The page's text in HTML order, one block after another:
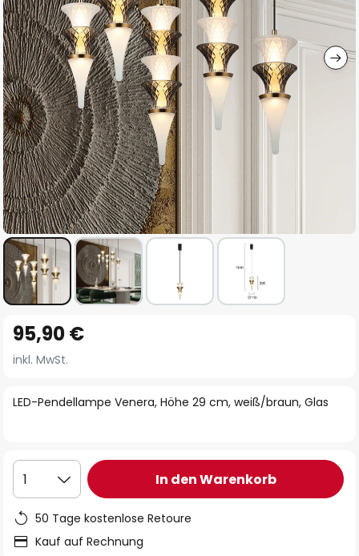
Anfang
der
springen
LED-Pendellampe Venera, Höhe 29 cm, weiß/braun, Glas
95,90 €
inkl. MwSt.
1 In den Warenkorb
50 Tage kostenlose Retoure
Kauf auf Rechnung